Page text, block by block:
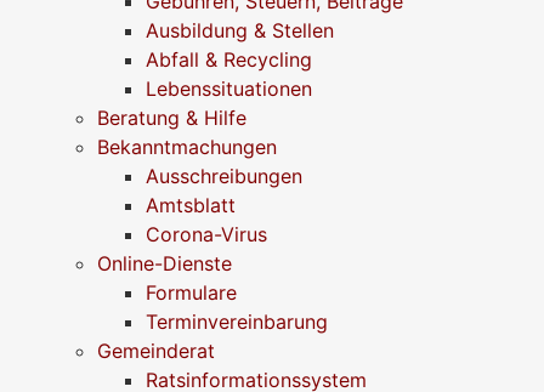
Ausbildung & Stellen
Abfall & Recycling
Lebenssituationen
Beratung & Hilfe
Bekanntmachungen
Ausschreibungen
Amtsblatt
Corona-Virus
Online-Dienste
Formulare
Terminvereinbarung
Gemeinderat
Ratsinformationssystem